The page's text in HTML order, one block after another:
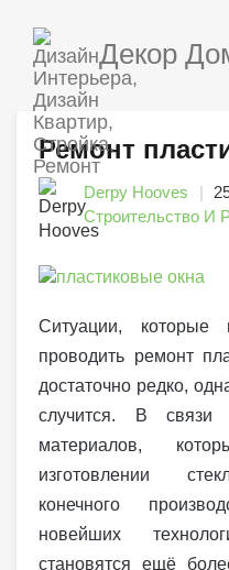
Декор
Ремонт
Derpy Hooves
Строительство И
Ситуации, которые
проводить ремонт
достаточно редко,
случится. В связи
материалов,
изготовлении
конечного
новейших
становятся ещё